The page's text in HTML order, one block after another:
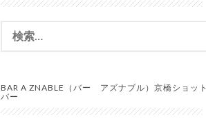
索:
BAR A ZNABLE（バー アズナブル）京橋ショット
バー